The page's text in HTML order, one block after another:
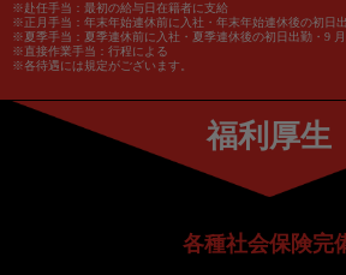
※赴任手当：最初の給与日在籍者に支給
※正月手当：年末年始連休前に入社・年末年始連休後の初日
※夏季手当：夏季連休前に入社・夏季連休後の初日出勤・9
※直接作業手当：行程による
※各待遇には規定がございます。
福利厚生
各種社会保険完